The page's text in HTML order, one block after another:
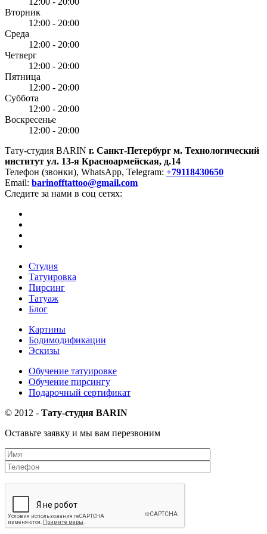
Вторник
12:00 - 20:00
Среда
12:00 - 20:00
Четверг
12:00 - 20:00
Пятница
12:00 - 20:00
Суббота
12:00 - 20:00
Воскресенье
12:00 - 20:00
Тату-студия BARIN г. Санкт-Петербург м. Технологический
институт ул. 13-я Красноармейская, д.14
Телефон (звонки), WhatsApp, Telegram: +79118430650
Email: barinofftattoo@gmail.com
Следите за нами в соц сетях:
Студия
Татуировка
Пирсинг
Татуаж
Блог
Картины
Бодимодификации
Эскизы
Обучение татуировке
Обучение пирсингу
Подарочный сертификат
© 2012 - Тату-студия BARIN
Оставьте заявку и мы вам перезвоним